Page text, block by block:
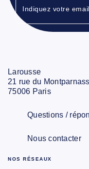
Indiquez votre email
Larousse
21 rue du
75006 Paris
Questions /
Nous contacter
NOS RÉSEAUX